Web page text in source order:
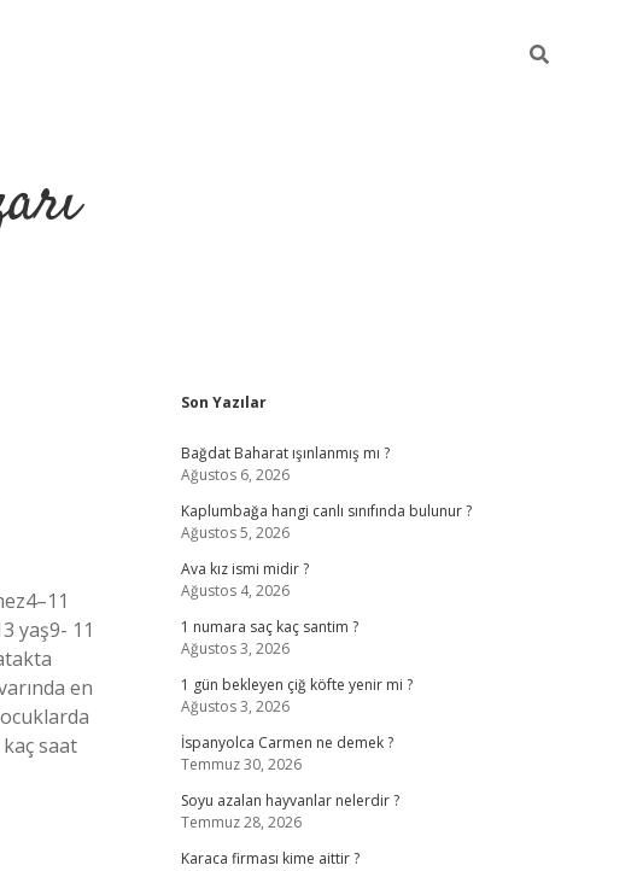
yaş9- 11
en
saat
Sidebar
Son Yazılar
Bağdat Baharat ışınlanmış mı ?
Ağustos 6, 2026
Kaplumbağa hangi canlı sınıfında bulunur ?
Ağustos 5, 2026
Ava kız ismi midir ?
Ağustos 4, 2026
1 numara saç kaç santim ?
Ağustos 3, 2026
1 gün bekleyen çiğ köfte yenir mi ?
Ağustos 3, 2026
İspanyolca Carmen ne demek ?
Temmuz 30, 2026
Soyu azalan hayvanlar nelerdir ?
Temmuz 28, 2026
Karaca firması kime aittir ?
grandoperabet giriş